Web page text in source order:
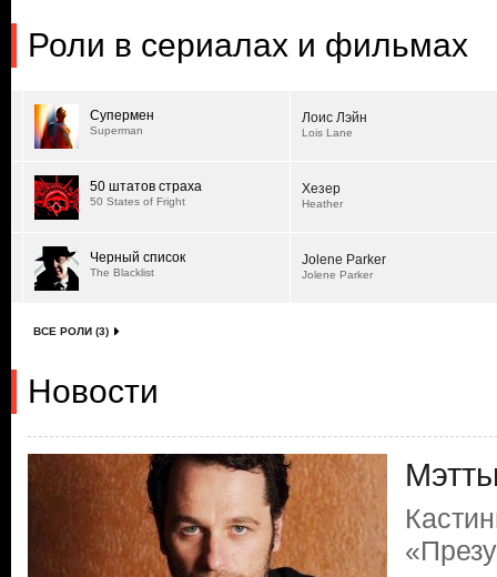
Роли в сериалах и фильмах
Супермен
Superman
Лоис Лэйн
Lois Lane
50 штатов страха
50 States of Fright
Хезер
Heather
Черный список
The Blacklist
Jolene Parker
Jolene Parker
ВСЕ РОЛИ (3)
Новости